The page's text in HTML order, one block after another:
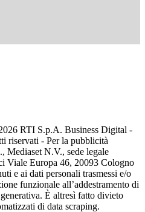
RTI S.p.A. Business Digital -
riservati - Per la pubblicità
Mediaset N.V., sede legale
Viale Europa 46, 20093 Cologno
e ai dati personali trasmessi e/o
funzionale all’addestramento di
È altresì fatto divieto
di data scraping.